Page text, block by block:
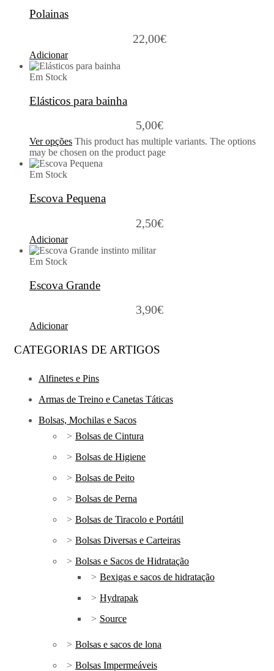
Polainas
22,00€
Adicionar
Em Stock
Elásticos para bainha
5,00€
Ver opções This product has multiple variants. The options
may be chosen on the product page
Em Stock
Escova Pequena
2,50€
Adicionar
Em Stock
Escova Grande
3,90€
Adicionar
CATEGORIAS DE ARTIGOS
Alfinetes e Pins
Armas de Treino e Canetas Táticas
Bolsas, Mochilas e Sacos
Bolsas de Cintura
Bolsas de Higiene
Bolsas de Peito
Bolsas de Perna
Bolsas de Tiracolo e Portátil
Bolsas Diversas e Carteiras
Bolsas e Sacos de Hidratação
Bexigas e sacos de hidratação
Hydrapak
Source
Bolsas e sacos de lona
Bolsas Impermeáveis